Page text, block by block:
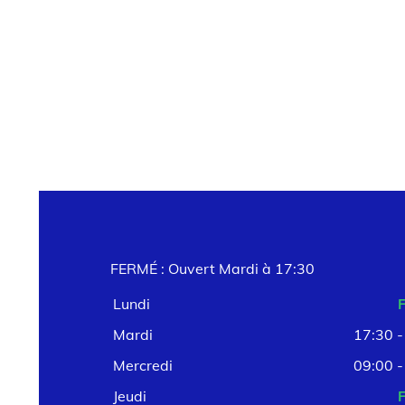
FERMÉ : Ouvert Mardi à 17:30
17:30 - 19:00
Mercredi
09:00 - 12:00